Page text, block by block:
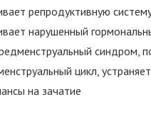
репродуктивную
нарушенный
синдром,
цикл,
на зачатие